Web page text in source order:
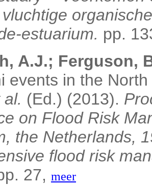
estuarium. pp.
A.J.; Ferguson,
events in the
al. (Ed.) (2013).
on Flood Risk
the Netherlands,
flood risk
27, meer